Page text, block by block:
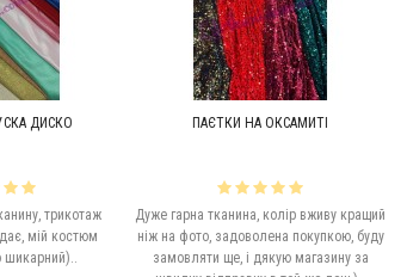
ДИСКО
трикотаж
мій костюм
шикарний)..
ПАЄТКИ НА ОКСАМИТІ
Дуже гарна тканина, колір вживу кращий
ніж на фото, задоволена покупкою, буду
замовляти ще, і дякую магазину за